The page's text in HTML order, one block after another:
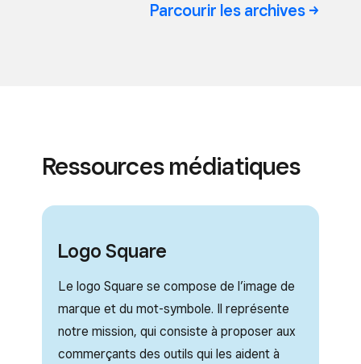
Parcourir les archives ->
Ressources médiatiques
Logo Square
Le logo Square se compose de l’image de
marque et du mot-symbole. Il représente
notre mission, qui consiste à proposer aux
commerçants des outils qui les aident à